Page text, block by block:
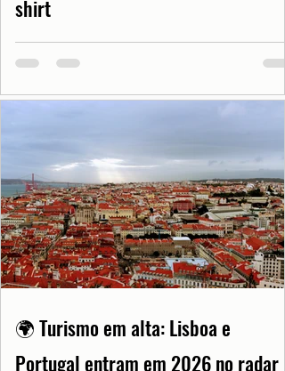
shirt
🌍 Turismo em alta: Lisboa e
Portugal entram em 2026 no radar